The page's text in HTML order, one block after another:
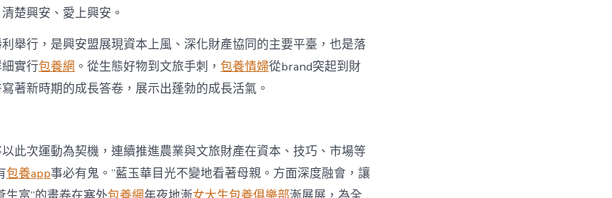
楚興安、愛上興安。
舉行，是興安盟展現資本上風、深化財產協同的主要平臺，也是落
實行包養網 。從生態好物到文旅手刺， 包養情婦從brand突起到財
著新時期的成長答卷，展示出蓬勃的成長活氣。
此次運動為契機，連續推進農業與文旅財產在資本、技巧、市場等
包養app事必有鬼。”藍玉華目光不變地看著母親。方面深度融會，讓